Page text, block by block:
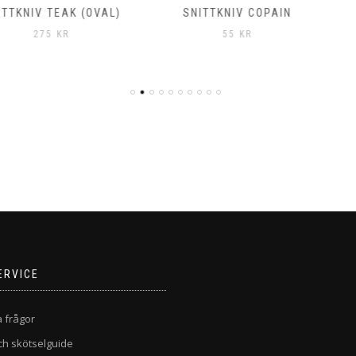
(OVAL) SNITTKNIV COPAIN
frågor
skötselguide